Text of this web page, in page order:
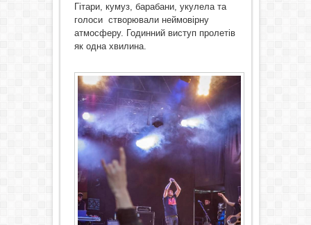
Гітари, кумуз, барабани, укулела та
голоси створювали неймовірну
атмосферу. Годинний виступ пролетів
як одна хвилина.